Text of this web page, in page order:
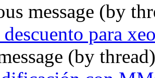
message (by
para
(by